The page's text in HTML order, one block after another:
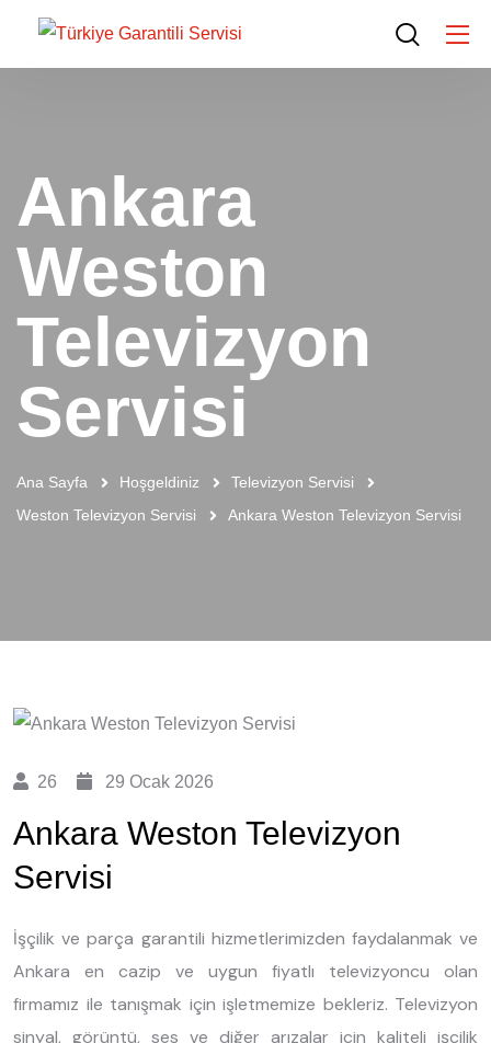
Ankara
Weston
Televizyon
Servisi
Ana Sayfa Hoşgeldiniz
Televizyon Servisi
Weston Televizyon Servisi
Ankara Weston Televizyon Servisi
26 29 Ocak 2026
Ankara Weston Televizyon
Servisi
İşçilik ve parça garantili hizmetlerimizden faydalanmak ve
Ankara en cazip ve uygun fiyatlı televizyoncu olan
firmamız ile tanışmak için işletmemize bekleriz. Televizyon
sinyal, görüntü, ses ve diğer arızalar için kaliteli işçilik